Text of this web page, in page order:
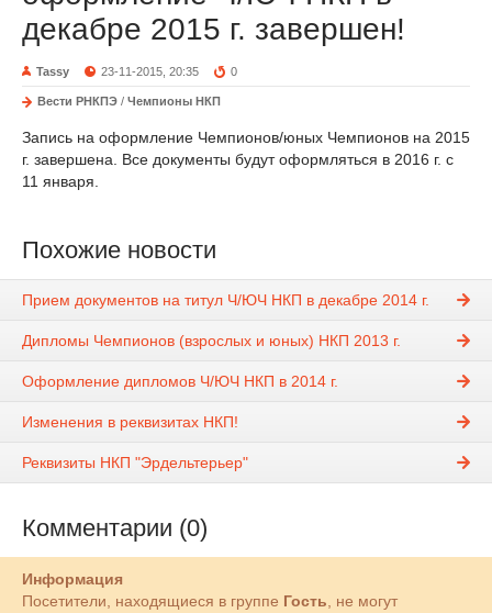
декабре 2015 г. завершен!
Tassy 23-11-2015, 20:35 0
Вести РНКПЭ / Чемпионы НКП
Запись на оформление Чемпионов/юных Чемпионов на 2015
г. завершена. Все документы будут оформляться в 2016 г. с
11 января.
Похожие новости
Прием документов на титул Ч/ЮЧ НКП в декабре 2014 г.
Дипломы Чемпионов (взрослых и юных) НКП 2013 г.
Оформление дипломов Ч/ЮЧ НКП в 2014 г.
Изменения в реквизитах НКП!
Реквизиты НКП "Эрдельтерьер"
Комментарии (0)
Информация
Посетители, находящиеся в группе Гость, не могут